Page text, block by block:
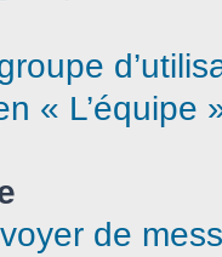
« L’équipe
de